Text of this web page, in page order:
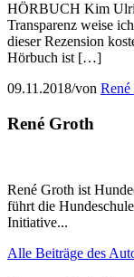
HÖRBUCH Kim
Transparenz weise
dieser Rezension
Hörbuch ist […]
09.11.2018/von
René Groth
René Groth ist
führt die
Initiative...
Alle Beiträge des